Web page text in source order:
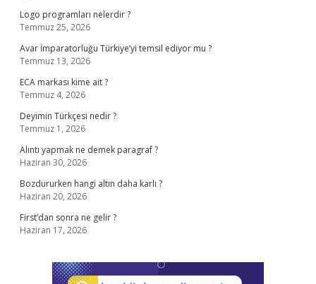
Logo programları nelerdir ?
Temmuz 25, 2026
Avar İmparatorluğu Türkiye’yi temsil ediyor mu ?
Temmuz 13, 2026
ECA markası kime ait ?
Temmuz 4, 2026
Deyimin Türkçesi nedir ?
Temmuz 1, 2026
Alıntı yapmak ne demek paragraf ?
Haziran 30, 2026
Bozdururken hangi altın daha karlı ?
Haziran 20, 2026
First’dan sonra ne gelir ?
Haziran 17, 2026